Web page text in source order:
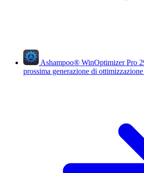
Ashampoo® WinOptimizer Pro
prossima generazione di